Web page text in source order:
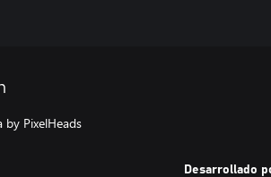
by PixelHeads
Desarrollado